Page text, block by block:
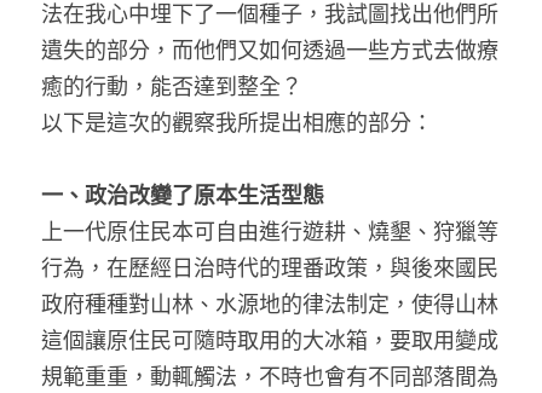
法在我心中埋下了一個種子，我試圖找出他們所
遺失的部分，而他們又如何透過一些方式去做療
癒的行動，能否達到整全？
以下是這次的觀察我所提出相應的部分：
一、政治改變了原本生活型態
上一代原住民本可自由進行遊耕、燒墾、狩獵等
行為，在歷經日治時代的理番政策，與後來國民
政府種種對山林、水源地的律法制定，使得山林
這個讓原住民可隨時取用的大冰箱，要取用變成
規範重重，動輒觸法，不時也會有不同部落間為